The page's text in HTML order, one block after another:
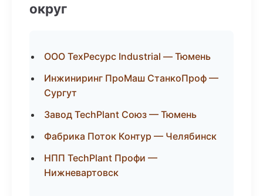
округ
ООО ТехРесурс Industrial — Тюмень
Инжиниринг ПроМаш СтанкоПроф —
Сургут
Завод TechPlant Союз — Тюмень
Фабрика Поток Контур — Челябинск
НПП TechPlant Профи —
Нижневартовск